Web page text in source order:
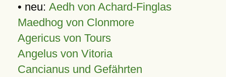
• neu: Aedh von Achard-Finglas
Maedhog von Clonmore
Agericus von Tours
Angelus von Vitoria
Cancianus und Gefährten